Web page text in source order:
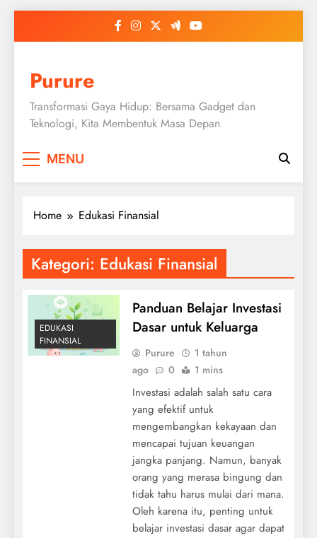
Purure
Transformasi Gaya Hidup: Bersama Gadget dan
Teknologi, Kita Membentuk Masa Depan
MENU
Home Edukasi Finansial
Kategori: Edukasi Finansial
EDUKASI
FINANSIAL
Panduan Belajar Investasi
Dasar untuk Keluarga
Purure
1 tahun
ago
0 1 mins
Investasi adalah salah satu cara
yang efektif untuk
mengembangkan kekayaan dan
mencapai tujuan keuangan
jangka panjang. Namun, banyak
orang yang merasa bingung dan
tidak tahu harus mulai dari mana.
Oleh karena itu, penting untuk
belajar investasi dasar agar dapat